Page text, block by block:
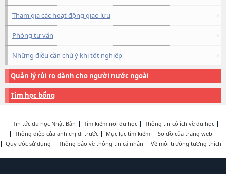
Tham gia các hoạt động giao lưu
Phòng tư vấn
Những điều cần chú ý khi tốt nghiệp
Quản lý rủi ro dành cho người nước ngoài
Tìm học bổng
Tin tức du học Nhật Bản Tìm kiếm nơi du học
Thông tin có ích về du học
Thông điệp của anh chị đi trước
Mục lục tìm kiếm
Sơ đồ của trang web
Quy ước sử dụng
Thông báo về thông tin cá nhân Về môi trường tương thích